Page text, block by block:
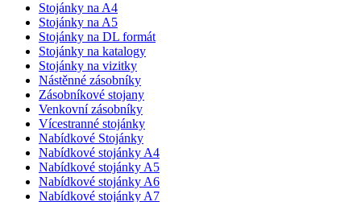
Stojánky na A4
Stojánky na A5
Stojánky na DL formát
Stojánky na katalogy
Stojánky na vizitky
Nástěnné zásobníky
Zásobníkové stojany
Venkovní zásobníky
Vícestranné stojánky
Nabídkové Stojánky
Nabídkové stojánky A4
Nabídkové stojánky A5
Nabídkové stojánky A6
Nabídkové stojánky A7